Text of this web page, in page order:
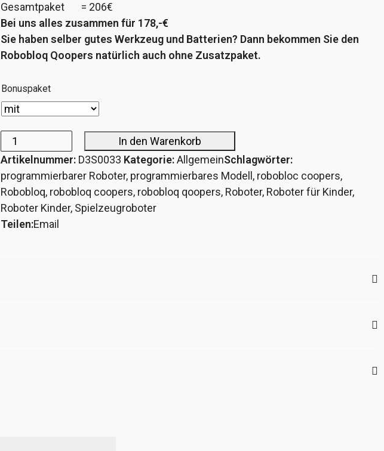
Gesamtpaket = 206€
Bei uns alles zusammen für 178,-€
Sie haben selber gutes Werkzeug und Batterien? Dann bekommen Sie den
Robobloq Qoopers natürlich auch ohne Zusatzpaket.
Bonuspaket
Robobloq
Qoopers
DIY
Robotikbausatz
6
in
In den Warenkorb
Artikelnummer: D3S0033 Kategorie:AllgemeinSchlagwörter:
programmierbarer Roboter, programmierbares Modell , robobloc coopers,
Robobloq, robobloq coopers, robobloq qoopers, Roboter, Roboter für Kinder,
Roboter Kinder, Spielzeugroboter
Teilen:Email